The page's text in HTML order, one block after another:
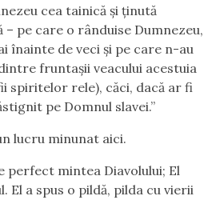
cea tainică și ținută
– pe care o rânduise Dumnezeu,
înainte de veci și pe care n-au
fruntașii veacului acestuia
spiritelor rele), căci, dacă ar fi
pe Domnul slavei.”
lucru minunat aici.
perfect mintea Diavolului; El
El a spus o pildă, pilda cu vierii